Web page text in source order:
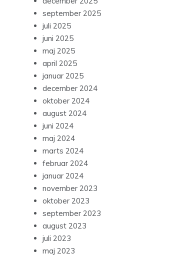
september 2025
juli 2025
juni 2025
maj 2025
april 2025
januar 2025
december 2024
oktober 2024
august 2024
juni 2024
maj 2024
marts 2024
februar 2024
januar 2024
november 2023
oktober 2023
september 2023
august 2023
juli 2023
maj 2023